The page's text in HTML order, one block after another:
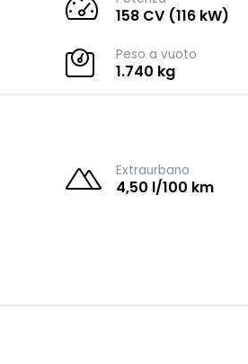
158 CV (116 kW)
Peso a vuoto
1.740 kg
Extraurbano
4,50 l/100 km